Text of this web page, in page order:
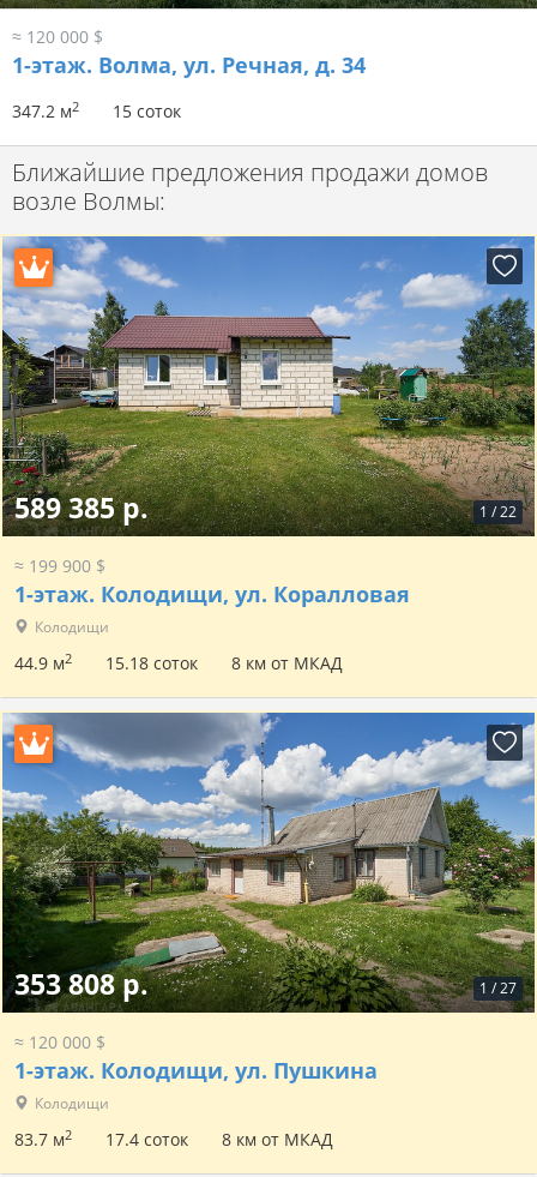
≈ 120 000 $
1-этаж. Волма, ул. Речная, д. 34
347.2 м2 15 соток
Ближайшие предложения продажи домов
возле Волмы:
1 /22
589 385 р.
≈ 199 900 $
1-этаж. Колодищи, ул. Коралловая
Колодищи
44.9 м2 15.18 соток 8 км от МКАД
1 /27
353 808 р.
≈ 120 000 $
1-этаж. Колодищи, ул. Пушкина
Колодищи
83.7 м2 17.4 соток 8 км от МКАД